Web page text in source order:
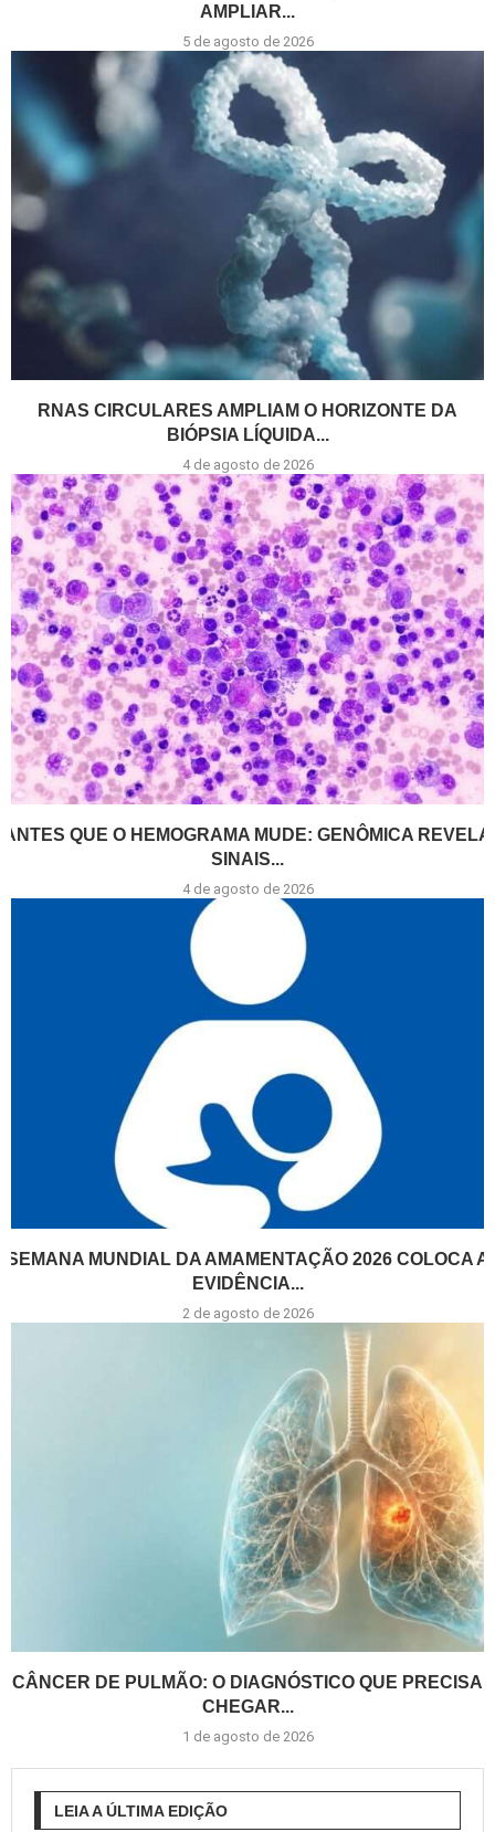
AMPLIAR...
5 de agosto de 2026
RNAS CIRCULARES AMPLIAM O HORIZONTE DA
BIÓPSIA LÍQUIDA...
4 de agosto de 2026
ANTES QUE O HEMOGRAMA MUDE: GENÔMICA REVELA
SINAIS...
4 de agosto de 2026
SEMANA MUNDIAL DA AMAMENTAÇÃO 2026 COLOCA A
EVIDÊNCIA...
2 de agosto de 2026
CÂNCER DE PULMÃO: O DIAGNÓSTICO QUE PRECISA
CHEGAR...
1 de agosto de 2026
LEIA A ÚLTIMA EDIÇÃO